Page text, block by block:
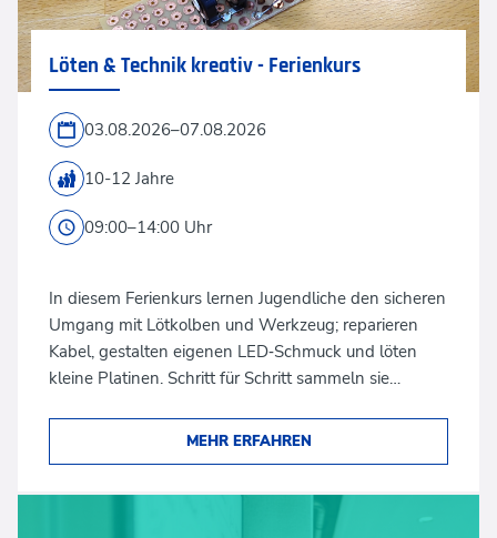
Löten & Technik kreativ - Ferienkurs
03.08.2026–07.08.2026
10-12 Jahre
09:00–14:00 Uhr
In diesem Ferienkurs lernen Jugendliche den sicheren
Umgang mit Lötkolben und Werkzeug; reparieren
Kabel, gestalten eigenen LED‑Schmuck und löten
kleine Platinen. Schritt für Schritt sammeln sie…
MEHR ERFAHREN